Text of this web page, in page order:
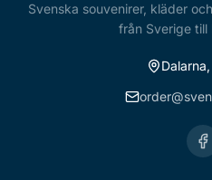
Svenska souvenirer, kläder
från Sverige till